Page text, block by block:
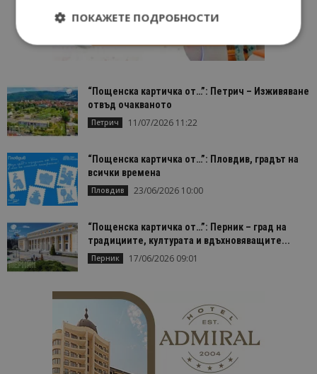
“Пощенска картичка от…”: Петрич – Изживяване
отвъд очакваното
Петрич 11/07/2026 11:22
“Пощенска картичка от…”: Пловдив, градът на
всички времена
Пловдив 23/06/2026 10:00
“Пощенска картичка от…”: Перник – град на
традициите, културата и вдъхновяващите...
Перник 17/06/2026 09:01
ПОКАЖЕТЕ ПОДРОБНОСТИ
Таргетиране
Функционалност
Строго необходимите бисквитки позволяват
основната функционалност на уебсайта, като
акаунта. Уебсайтът не може да се използва
правилно без строго необходими бисквитки.
Име
Доставчик
Домейн
bgtourism.bg